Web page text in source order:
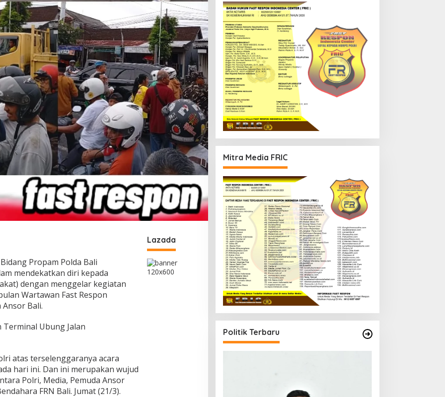
Propam Polda Bali
mendekatkan diri kepada
dengan menggelar kegiatan
Wartawan Fast Respon
Bali.
Terminal Ubung Jalan
atas terselenggaranya acara
hari ini. Dan ini merupakan wujud
Polri, Media, Pemuda Ansor
FRN Bali. Jumat (21/3).
Lazada
Mitra Media FRIC
Politik Terbaru